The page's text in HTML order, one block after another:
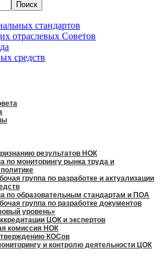
стандартов
отраслевых Советов
средств
результатов НОК
по мониторингу рынка труда и
группа по разработке и актуализации
по образовательным стандартам и ПОА
группа по разработке документов
уровень»
ЦОК и экспертов
комиссия НОК
КОСов
и контролю деятельности ЦОК